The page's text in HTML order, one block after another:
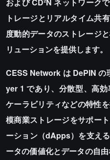
トレージとリアルタイム共
度動的データのストレージ
リューションを提供します。
CESS Network は DePIN の
yer 1 であり、分散型、高
ケーラビリティなどの特性
模商業ストレージをサポー
ーション（dApps）を支え
ータの価値化とデータの自